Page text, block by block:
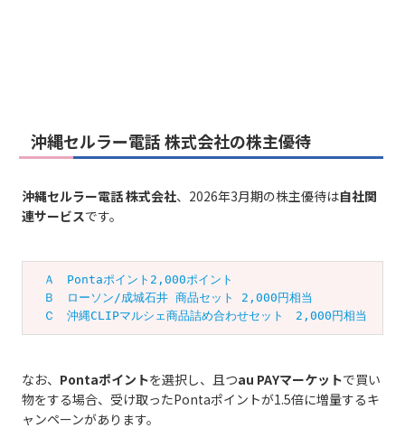
沖縄セルラー電話 株式会社の株主優待
沖縄セルラー電話 株式会社、2026年3月期の株主優待は自社関
連サービスです。
Ａ　Pontaポイント2,000ポイント
Ｂ　ローソン/成城石井 商品セット 2,000円相当
Ｃ　沖縄CLIPマルシェ商品詰め合わせセット　2,000円相当
なお、 Pontaポイントを選択し、且つau PAYマーケットで買い
物をする場合、受け取ったPontaポイントが1.5倍に増量するキ
ャンペーンがあります。